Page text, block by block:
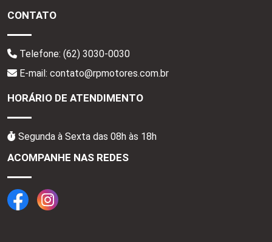
CONTATO
Telefone: (62) 3030-0030
E-mail: contato@rpmotores.com.br
HORÁRIO DE ATENDIMENTO
Segunda à Sexta das 08h às 18h
ACOMPANHE NAS REDES